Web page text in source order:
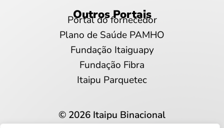
Outros Portais
Portal do fornecedor
Plano de Saúde PAMHO
Fundação Itaiguapy
Fundação Fibra
Itaipu Parquetec
© 2026 Itaipu Binacional